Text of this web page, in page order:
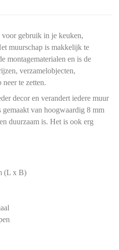
gebruik in je keuken,
muurschap is makkelijk te
montagematerialen en is de
verzamelobjecten,
neer te zetten.
decor en verandert iedere muur
van hoogwaardig 8 mm
duurzaam is. Het is ook erg
(L x B)